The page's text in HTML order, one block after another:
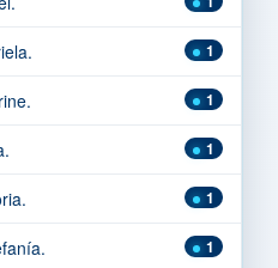
1
1
1
1
1